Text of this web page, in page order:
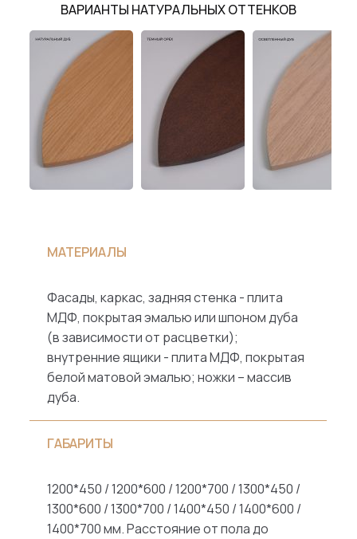
ВАРИАНТЫ НАТУРАЛЬНЫХ ОТТЕНКОВ
МАТЕРИАЛЫ
Фасады, каркас, задняя стенка - плита
МДФ, покрытая эмалью или шпоном дуба
(в зависимости от расцветки);
внутренние ящики - плита МДФ, покрытая
белой матовой эмалью; ножки – массив
дуба.
ГАБАРИТЫ
1200*450 / 1200*600 / 1200*700 / 1300*450 /
1300*600 / 1300*700 / 1400*450 / 1400*600 /
1400*700 мм. Расстояние от пола до